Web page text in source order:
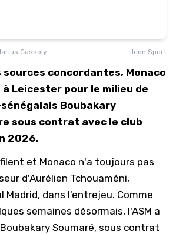
Cassoly Icon Sport
sources concordantes, Monaco
Leicester pour le milieu de
Boubakary
sous contrat avec le club
2026.
et Monaco n'a toujours pas
d'Aurélien Tchouaméni,
Madrid, dans l'entrejeu. Comme
semaines désormais, l'ASM a
Soumaré, sous contrat